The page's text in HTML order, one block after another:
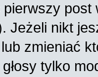
pierwszy
Jeżeli nikt
zmieniać
tylko